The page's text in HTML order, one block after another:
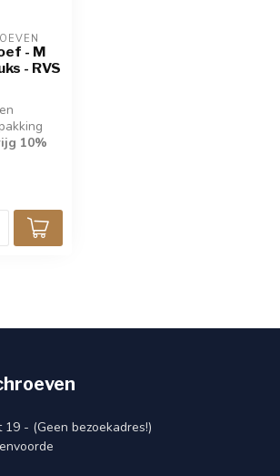
- M
- RVS
10%
- (Geen bezoekadres!)